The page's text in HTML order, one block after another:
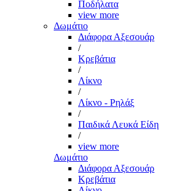
Ποδήλατα
view more
Δωμάτιο
Διάφορα Αξεσουάρ
/
Κρεβάτια
/
Λίκνο
/
Λίκνο - Ρηλάξ
/
Παιδικά Λευκά Είδη
/
view more
Δωμάτιο
Διάφορα Αξεσουάρ
Κρεβάτια